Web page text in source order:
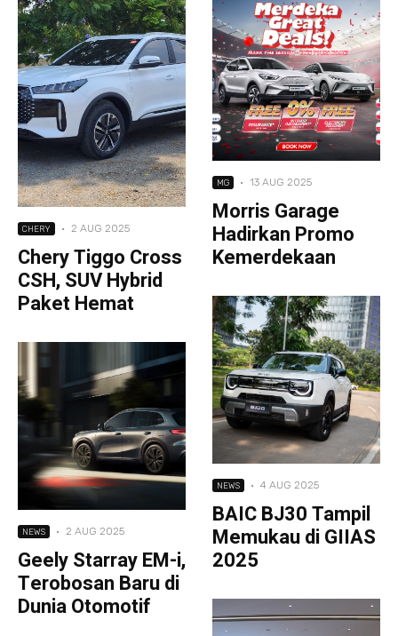
CHERY · 2 AUG 2025
Chery Tiggo Cross
CSH, SUV Hybrid
Paket Hemat
NEWS · 2 AUG 2025
Geely Starray EM-i,
Terobosan Baru di
Dunia Otomotif
MG · 13 AUG 2025
Morris Garage
Hadirkan Promo
Kemerdekaan
NEWS · 4 AUG 2025
BAIC BJ30 Tampil
Memukau di GIIAS
2025